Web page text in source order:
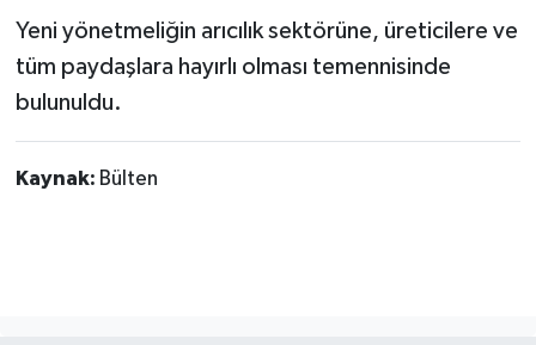
Yeni yönetmeliğin arıcılık sektörüne, üreticilere ve
tüm paydaşlara hayırlı olması temennisinde
bulunuldu.
Kaynak: Bülten